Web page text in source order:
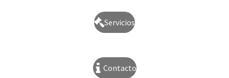
Servicios
Contacto